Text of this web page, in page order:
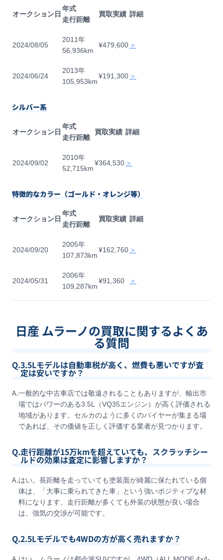
オークション日
年式
走行距離
買取実績 詳細
2024/08/05
2011年
56,936km
¥479,600 ＞
2024/06/24
2013年
105,953km
¥191,300 ＞
シルバー系
オークション日
年式
走行距離
買取実績 詳細
2024/09/02
2010年
52,715km
¥364,530 ＞
特徴的なカラー（ゴールド・オレンジ等）
オークション日
年式
走行距離
買取実績 詳細
2024/09/20
2005年
107,873km
¥162,760 ＞
2024/05/31
2006年
109,287km
¥91,360 ＞
日産 ムラーノの買取に関するよくあ
る質問
Q.3.5Lモデルは自動車税が高く、燃費も悪いですが査
定は安いですか？
A.一般的な中古車店では敬遠されることもありますが、輸出市
場ではパワーのある3.5L（VQ35エンジン）が高く評価される
地域があります。セルカのように多くのバイヤーが集まる場
であれば、その価値を正しく評価する業者が見つかります。
Q.走行距離が15万kmを超えていても、スクラッチシー
ルドの効果は査定に影響しますか？
A.はい。長距離を走っていても塗装面が綺麗に保たれている個
体は、「大事に乗られてきた車」という強いポジティブな材
料になります。走行距離が多くても外装の状態が良い場合
は、強気の交渉が可能です。
Q.2.5Lモデルでも4WDの方が高く売れますか？